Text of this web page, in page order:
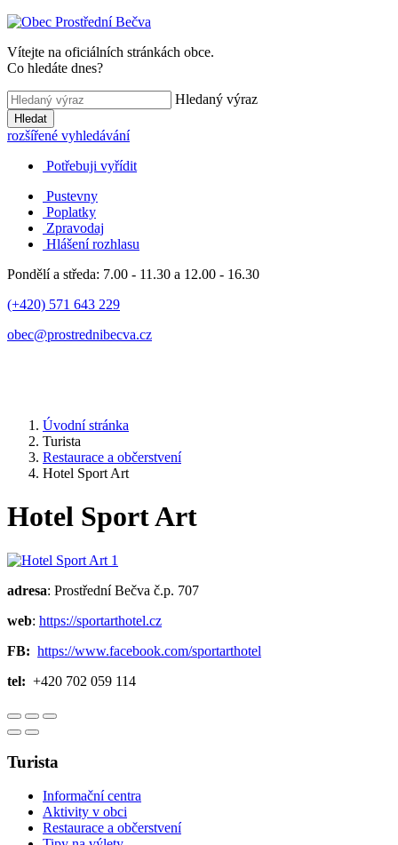
Vítejte na oficiálních stránkách obce.
Co hledáte dnes?
Hledaný výraz
Hledat
rozšířené vyhledávání
Potřebuji vyřídit
Pustevny
Poplatky
Zpravodaj
Hlášení rozhlasu
Pondělí a středa: 7.00 - 11.30 a 12.00 - 16.30
(+420) 571 643 229
obec@prostrednibecva.cz
Úvodní stránka
Turista
Restaurace a občerstvení
Hotel Sport Art
Hotel Sport Art
adresa: Prostřední Bečva č.p. 707
web: https://sportarthotel.cz
FB: https://www.facebook.com/sportarthotel
tel: +420 702 059 114
Turista
Informační centra
Aktivity v obci
Restaurace a občerstvení